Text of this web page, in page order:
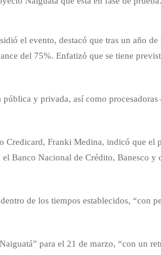
el evento, destacó que tras un año de
del 75%. Enfatizó que se tiene
y privada, así como procesadoras
Credicard, Franki Medina, indicó que el
Banco Nacional de Crédito, Banesco y
de los tiempos establecidos, “con
para el 21 de marzo, “con un